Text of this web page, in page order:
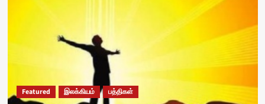
Featured இலக்கியம் பத்திகள்